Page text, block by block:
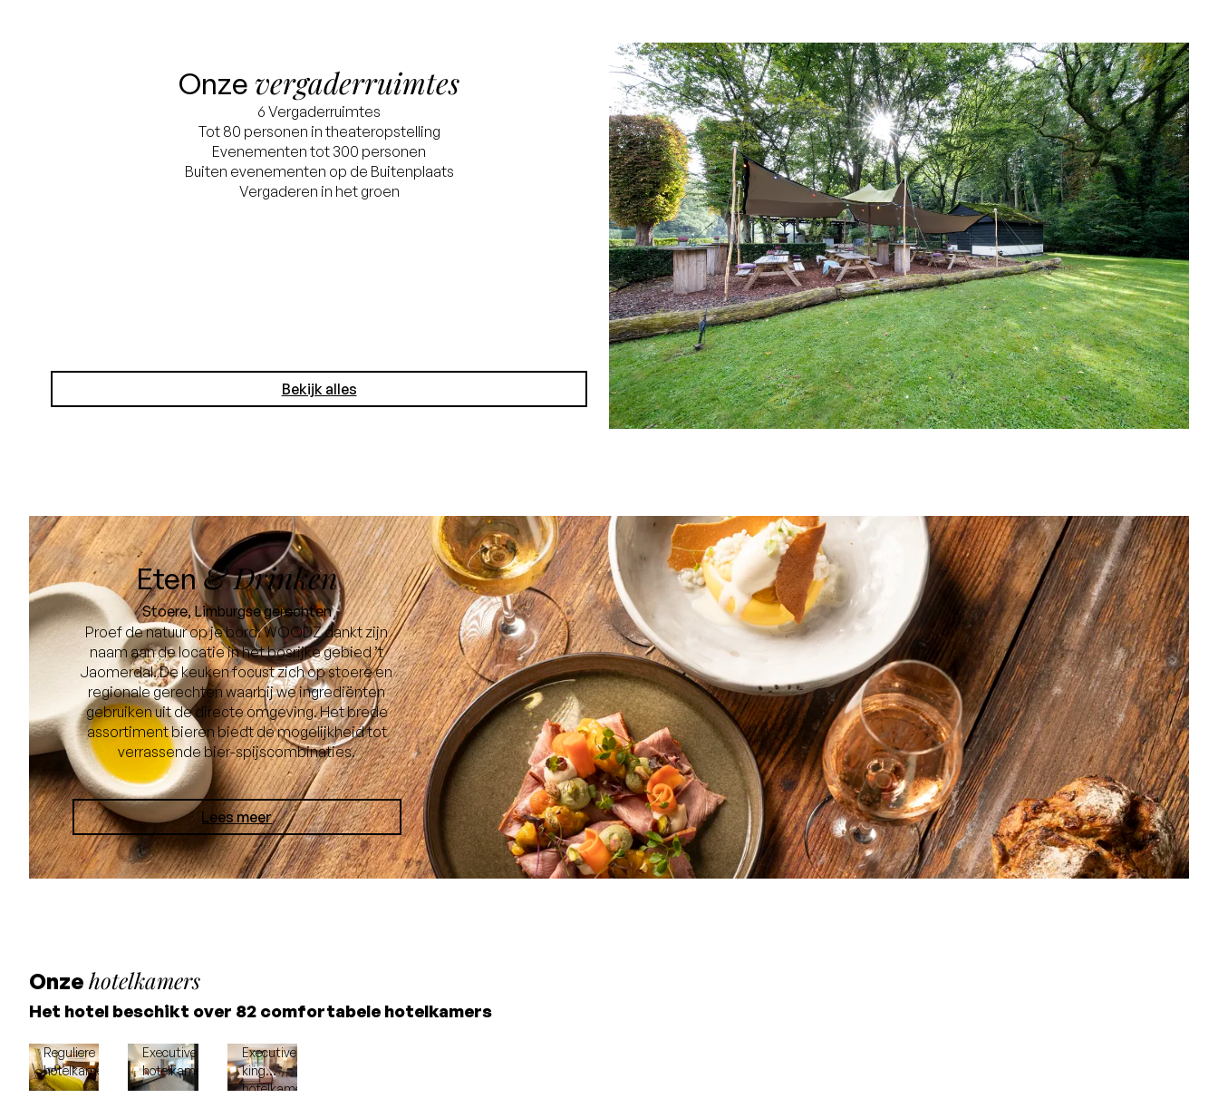
Onze vergaderruimtes
6 Vergaderruimtes
Tot 80 personen in theateropstelling
Evenementen tot 300 personen
Buiten evenementen op de Buitenplaats
Vergaderen in het groen
Bekijk alles
Eten& Drinken
Stoere, Limburgse gerechten
Proef de natuur op je bord. WOODZ dankt zijn
naam aan de locatie in het bosrijke gebied ’t
Jaomerdal. De keuken focust zich op stoere en
regionale gerechten waarbij we ingrediënten
gebruiken uit de directe omgeving. Het brede
assortiment bieren biedt de mogelijkheid tot
verrassende bier-spijscombinaties.
Lees meer
Onze hotelkamers
Het hotel beschikt over 82 comfortabele hotelkamers
Reguliere
hotelkamer
Executive
hotelkamer
Executive
king
hotelkamer